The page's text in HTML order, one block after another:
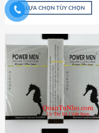
5 sao
LỰA CHỌN TÙY CHỌN
này
có
nhiều
biến
thể.
Các
tùy
chọn
có